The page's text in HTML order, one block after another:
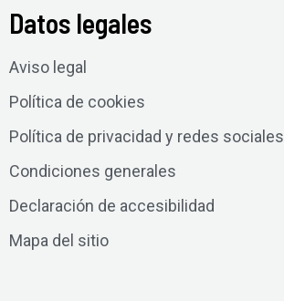
Datos legales
Aviso legal
Política de cookies
Política de privacidad y redes sociales
Condiciones generales
Declaración de accesibilidad
Mapa del sitio